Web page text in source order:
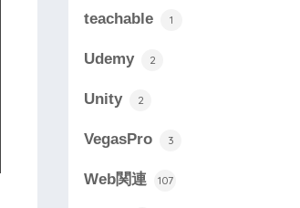
teachable 1
Udemy 2
Unity 2
VegasPro 3
Web関連 107